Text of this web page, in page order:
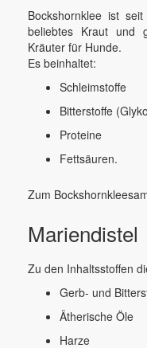
Bockshornklee ist
beliebtes Kraut und
Kräuter für Hunde.
Es beinhaltet:
Schleimstoffe
Bitterstoffe
Proteine
Fettsäuren.
Zum
Mariendistel
Zu den Inhaltsstoffen
Gerb- und
Ätherische Öle
Harze